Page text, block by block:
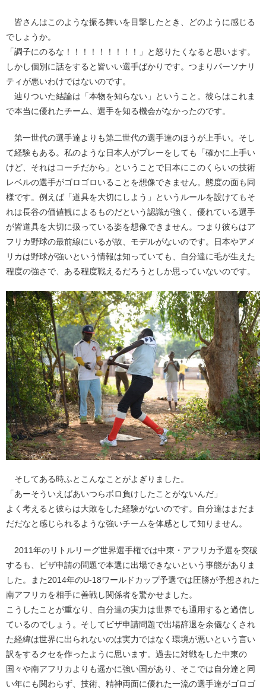
皆さんはこのような振る舞いを目撃したとき、どのように感じる
でしょうか。
「調子にのるな！！！！！！！！！」と怒りたくなると思います。
しかし個別に話をすると皆いい選手ばかりです。つまりパーソナリ
ティが悪いわけではないのです。
辿りついた結論は「本物を知らない」ということ。彼らはこれま
で本当に優れたチーム、選手を知る機会がなかったのです。
第一世代の選手達よりも第二世代の選手達のほうが上手い。そし
て経験もある。私のような日本人がプレーをしても「確かに上手い
けど、それはコーチだから」ということで日本にこのくらいの技術
レベルの選手がゴロゴロいることを想像できません。態度の面も同
様です。例えば「道具を大切にしよう」というルールを設けてもそ
れは長谷の価値観によるものだという認識が強く、優れている選手
が皆道具を大切に扱っている姿を想像できません。つまり彼らはア
フリカ野球の最前線にいるが故、モデルがないのです。日本やアメ
リカは野球が強いという情報は知っていても、自分達に毛が生えた
程度の強さで、ある程度戦えるだろうとしか思っていないのです。
そしてある時ふとこんなことがよぎりました。
「あーそういえばあいつらボロ負けしたことがないんだ」
よく考えると彼らは大敗をした経験がないのです。自分達はまだま
だだなと感じられるような強いチームを体感として知りません。
2011年のリトルリーグ世界選手権では中東・アフリカ予選を突破
するも、ビザ申請の問題で本選に出場できないという事態がありま
した。また2014年のU-18ワールドカップ予選では圧勝が予想された
南アフリカを相手に善戦し関係者を驚かせました。
こうしたことが重なり、自分達の実力は世界でも通用すると過信し
ているのでしょう。そしてビザ申請問題で出場辞退を余儀なくされ
た経緯は世界に出られないのは実力ではなく環境が悪いという言い
訳をするクセを作ったように思います。過去に対戦をした中東の
国々や南アフリカよりも遥かに強い国があり、そこでは自分達と同
い年にも関わらず、技術、精神両面に優れた一流の選手達がゴロゴ